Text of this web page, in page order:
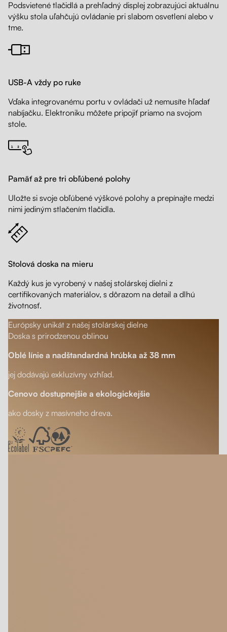
Podsvietené tlačidlá a prehľadný displej zobrazujúci aktuálnu
výšku stola uľahčujú ovládanie pri slabom osvetlení alebo v
tme.
USB-A vždy po ruke
Vďaka integrovanému portu v ovládači už nemusíte hľadať
nabíjačku. Elektroniku môžete pripojiť priamo na svojom
stole.
Pamäť až pre tri obľúbené polohy
Uložte si svoje obľúbené výškové polohy a prepínajte medzi
nimi jediným stlačením tlačidla.
Stolová doska na mieru
Každý kus je vyrobený v našej stolárskej dielni z
certifikovaných materiálov, s dôrazom na detail a dlhú
životnosť.
Európsky unikát z našej stolárskej dielne
Doska s prirodzenou oblinou
Oblé línie a nadštandardná hrúbka až 38 mm
jej dodávajú exkluzívny vzhľad.
Cenovo dostupnejšie a ekologickejšie
ako dosky z masívneho dreva.